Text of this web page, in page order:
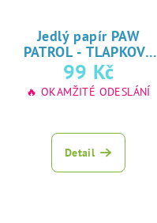
Jedlý papír PAW
PATROL - TLAPKOVÁ
PATROLA★
oblíbený tisk na
jedlý papír
99 Kč
🔥 OKAMŽITÉ ODESLÁNÍ
Detail